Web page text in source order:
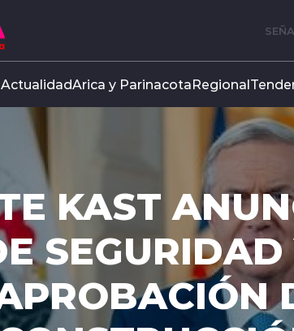
ActualidadArica y ParinacotaRegional
A